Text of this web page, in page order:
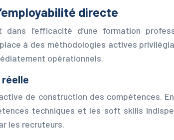
directe
l’efficacité d’une formation
à des méthodologies actives
opérationnels.
de construction des compétences.
techniques et les soft skills
les recruteurs.